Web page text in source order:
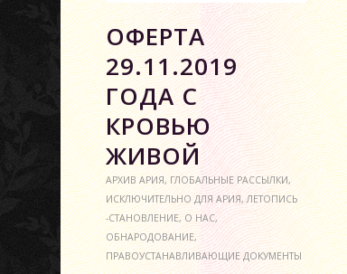
ОФЕРТА
29.11.2019
ГОДА С
КРОВЬЮ
ЖИВОЙ
АРХИВ АРИЯ,ГЛОБАЛЬНЫЕ РАССЫЛКИ,
ИСКЛЮЧИТЕЛЬНО ДЛЯ АРИЯ,ЛЕТОПИСЬ
-СТАНОВЛЕНИЕ,О НАС,
ОБНАРОДОВАНИЕ,
ПРАВОУСТАНАВЛИВАЮЩИЕ ДОКУМЕНТЫ